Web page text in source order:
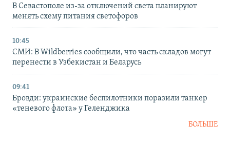
В Севастополе из-за отключений света планируют
менять схему питания светофоров
10:45
СМИ: В Wildberries сообщили, что часть складов могут
перенести в Узбекистан и Беларусь
09:41
Бровди: украинские беспилотники поразили танкер
«теневого флота» у Геленджика
БОЛЬШЕ